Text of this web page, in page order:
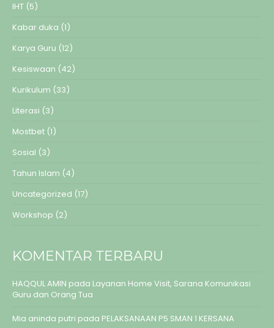
IHT (5)
Kabar duka (1)
Karya Guru (12)
Kesiswaan (42)
Kurikulum (33)
Literasi (3)
Mostbet (1)
Sosial (3)
Tahun Islam (4)
Uncategorized (17)
Workshop (2)
KOMENTAR TERBARU
HAQQUL AMIN pada Layanan Home Visit, Sarana Komunikasi
Guru dan Orang Tua
Mia aninda putri pada PELAKSANAAN P5 SMAN 1 KERSANA